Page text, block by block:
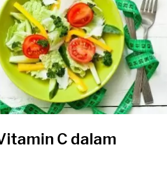
C dalam